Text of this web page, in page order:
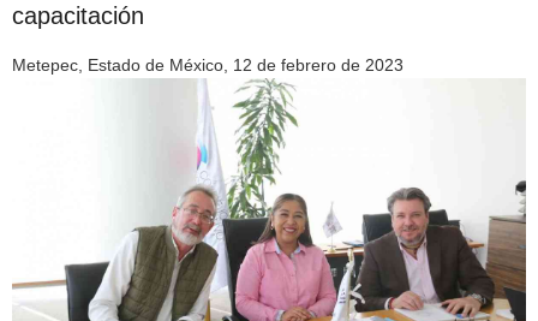
capacitación
Metepec, Estado de México, 12 de febrero de 2023